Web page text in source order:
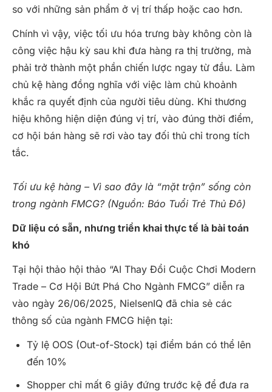
so với những sản phẩm ở vị trí thấp hoặc cao hơn.
Chính vì vậy, việc tối ưu hóa trưng bày không còn là
công việc hậu kỳ sau khi đưa hàng ra thị trường, mà
phải trở thành một phần chiến lược ngay từ đầu. Làm
chủ kệ hàng đồng nghĩa với việc làm chủ khoảnh
khắc ra quyết định của người tiêu dùng. Khi thương
hiệu không hiện diện đúng vị trí, vào đúng thời điểm,
cơ hội bán hàng sẽ rơi vào tay đối thủ chỉ trong tích
tắc.
Tối ưu kệ hàng – Vì sao đây là “mặt trận” sống còn
trong ngành FMCG? (Nguồn: Báo Tuổi Trẻ Thủ Đô)
Dữ liệu có sẵn, nhưng triển khai thực tế là bài toán
khó
Tại hội thảo hội thảo “AI Thay Đổi Cuộc Chơi Modern
Trade – Cơ Hội Bứt Phá Cho Ngành FMCG” diễn ra
vào ngày 26/06/2025, NielsenIQ đã chia sẻ các
thông số của ngành FMCG hiện tại:
Tỷ lệ OOS (Out-of-Stock) tại điểm bán có thể lên
đến 10%
Shopper chỉ mất 6 giây đứng trước kệ để đưa ra